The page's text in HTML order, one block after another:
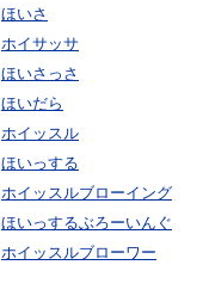
ほいさ
ホイサッサ
ほいさっさ
ほいだら
ホイッスル
ほいっする
ホイッスルブローイング
ほいっするぶろーいんぐ
ホイッスルブローワー